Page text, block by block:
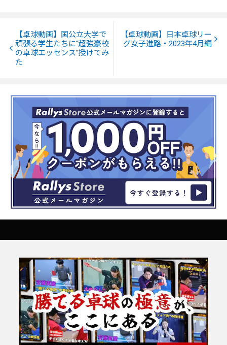
【卓球動画】国公立大学で
頑張る学生たちに“超強豪校
の卓球エッセンス”授けてみ
た
【卓球動画】日本卓球リー
グ女子進路・2023年4月編